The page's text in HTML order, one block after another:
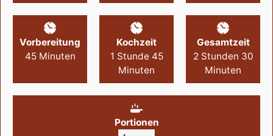
Vorbereitung
45 Minuten
Kochzeit
1 Stunde 45
Minuten
Gesamtzeit
2 Stunden 30
Minuten
Portionen